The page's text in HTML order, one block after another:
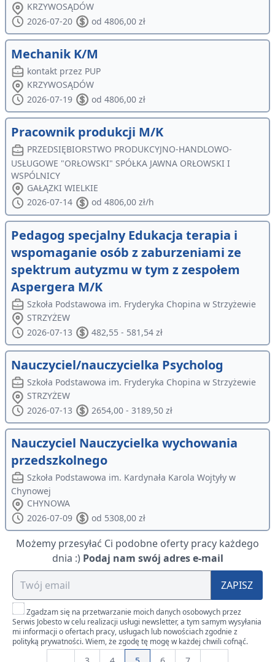
KRZYWOSĄDÓW
2026-07-20
od 4806,00 zł
Mechanik K/M
kontakt przez PUP
KRZYWOSĄDÓW
2026-07-19
od 4806,00 zł
Pracownik produkcji M/K
PRZEDSIĘBIORSTWO PRODUKCYJNO-HANDLOWO-
USŁUGOWE "ORŁOWSKI" SPÓŁKA JAWNA ORŁOWSKI I
WSPÓLNICY
GAŁĄZKI WIELKIE
2026-07-14
od 4806,00 zł/h
Pedagog specjalny Edukacja terapia i
wspomaganie osób z zaburzeniami ze
spektrum autyzmu w tym z zespołem
Aspergera M/K
Szkoła Podstawowa im. Fryderyka Chopina w Strzyżewie
STRZYŻEW
2026-07-13
482,55 - 581,54 zł
Nauczyciel/nauczycielka Psycholog
Szkoła Podstawowa im. Fryderyka Chopina w Strzyżewie
STRZYŻEW
2026-07-13
2654,00 - 3189,50 zł
Nauczyciel Nauczycielka wychowania
przedszkolnego
Szkoła Podstawowa im. Kardynała Karola Wojtyły w
Chynowej
CHYNOWA
2026-07-09
od 5308,00 zł
Możemy przesyłać Ci podobne oferty pracy każdego
dnia :) Podaj nam swój adres e-mail
ZAPISZ
Zgadzam się na przetwarzanie moich danych osobowych przez
Serwis Jobesto w celu realizacji usługi newsletter, a tym samym wysyłania
mi informacji o ofertach pracy, usługach lub nowościach zgodnie z
polityką prywatności. Wiem, że zgodę tę mogę w każdej chwili cofnąć.